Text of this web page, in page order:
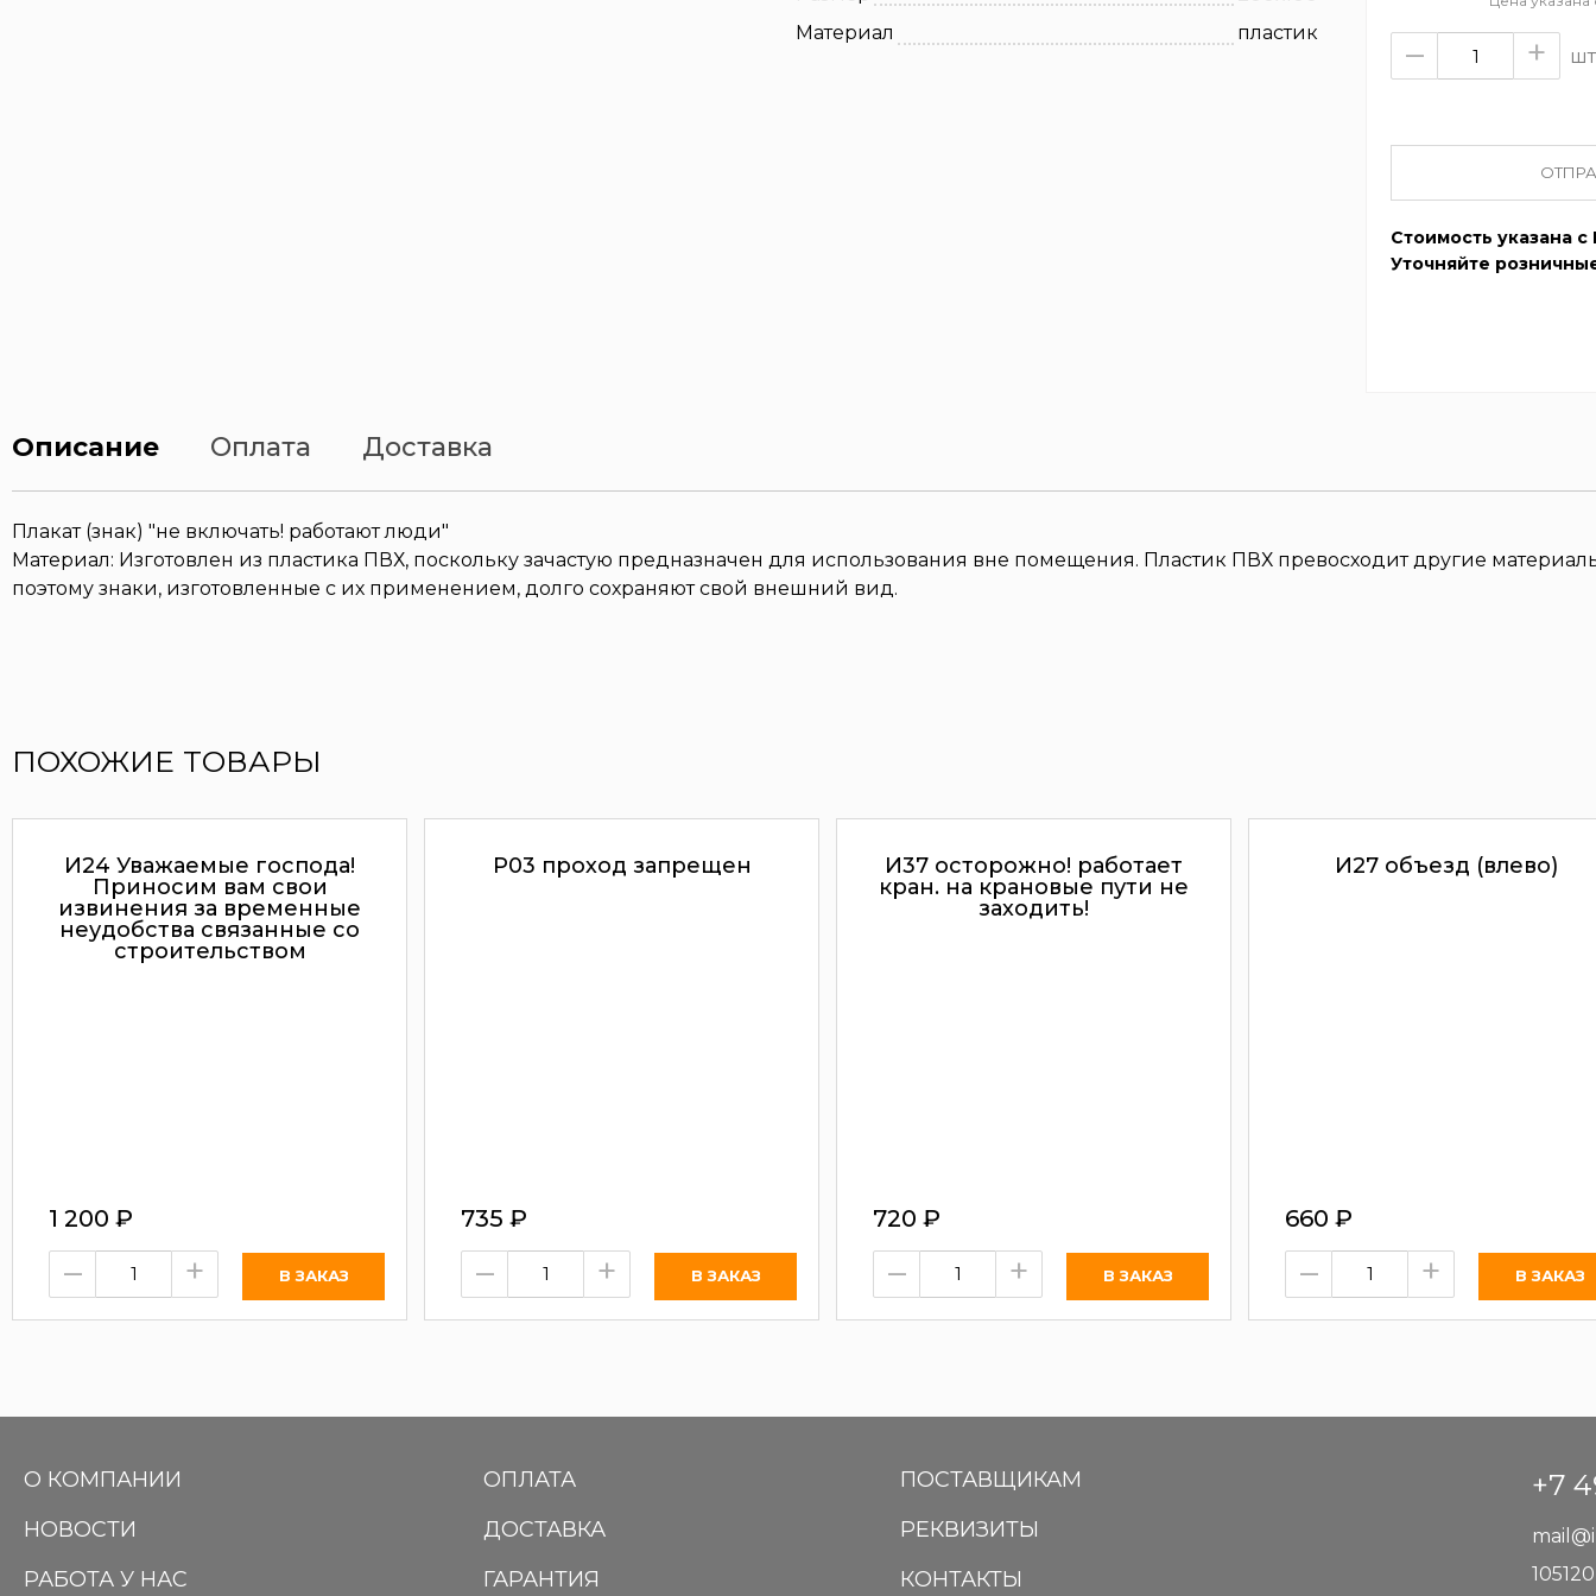
Материал
пластик – +
Стоимость указана
Уточняйте
Описание Оплата Доставка
Плакат (знак) "не включать! работают люди"
Материал: Изготовлен из пластика ПВХ, поскольку зачастую предназначен для использования вне помещения. Пластик ПВХ превосходит другие
поэтому знаки, изготовленные с их применением, долго сохраняют свой внешний вид.
ПОХОЖИЕ ТОВАРЫ
И24 Уважаемые господа!
Приносим вам свои
извинения за временные
неудобства связанные со
строительством
1 200 ₽
– +
P03 проход запрещен
735 ₽
– +
И37 осторожно! работает
кран. на крановые пути не
заходить!
720 ₽
– +
И27 объезд (влево)
660 ₽
– +
О КОМПАНИИ
НОВОСТИ
РАБОТА У НАС
ОПЛАТА
ДОСТАВКА
ГАРАНТИЯ
ПОСТАВЩИКАМ
РЕКВИЗИТЫ
КОНТАКТЫ
+7